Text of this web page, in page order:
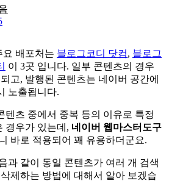
요 배포처는 블로그코디 닷컴, 블로그
이 3곳 입니다. 일부 콘텐츠의 경우
고, 발행된 콘텐츠는 네이버 공간에
노출됩니다.
텐츠 중에서 중복 등의 이유로 특정
경우가 있는데, 네이버 웹마스터도구
바로 적용되어 꽤 유용하더군요.
과 같이 동일 콘텐츠가 여러 개 검색
제하는 방법에 대해서 알아 보겠습